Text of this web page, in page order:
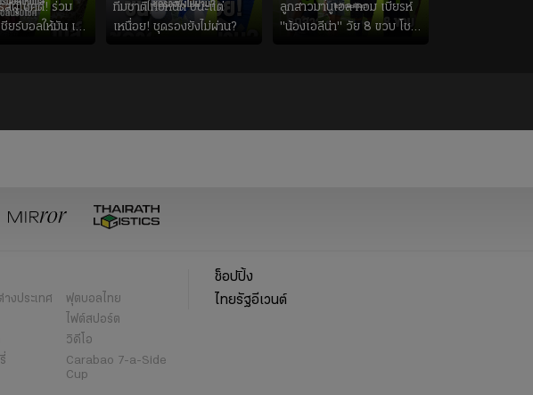
ส์ผู้โชคดี! ร่วม
ยร์บอลให้มัน เฮ
ทีมชาติไทยหนืด ชนะแต่
เหนื่อย! ชุดรองยังไม่ผ่าน?
ลูกสาวมานูเอล ทอม เบียรห์
"น้องเอลีน่า" วัย 8 ขวบ โชว์
งประเทศ
ฟุตบอลไทย
ไฟต์สปอร์ต
วิดีโอ
Carabao 7-a-Side
Cup
ช็อปปิ้ง
ไทยรัฐอีเวนต์